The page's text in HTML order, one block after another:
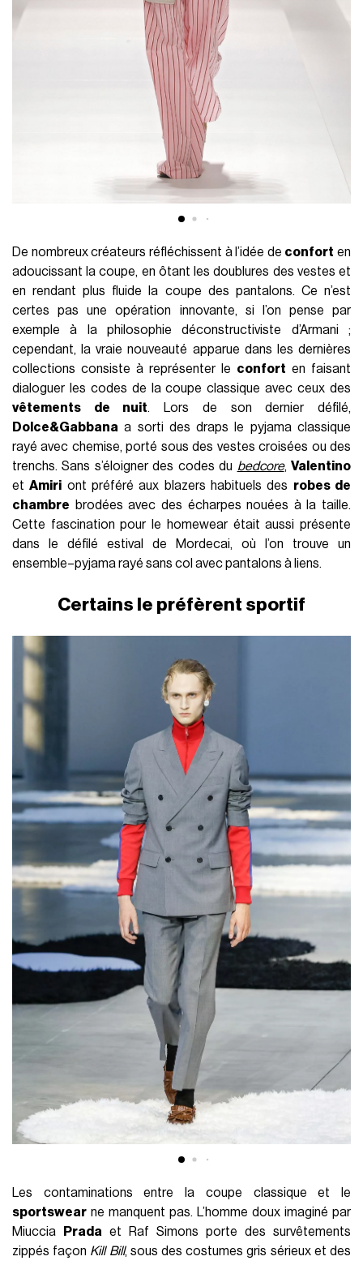
De nombreux créateurs réfléchissent à l’idée de confort en
adoucissant la coupe, en ôtant les doublures des vestes et
en rendant plus fluide la coupe des pantalons. Ce n’est
certes pas une opération innovante, si l’on pense par
exemple à la philosophie déconstructiviste d’Armani ;
cependant, la vraie nouveauté apparue dans les dernières
collections consiste à représenter le confort en faisant
dialoguer les codes de la coupe classique avec ceux des
vêtements de nuit. Lors de son dernier défilé,
Dolce&Gabbana a sorti des draps le pyjama classique
rayé avec chemise, porté sous des vestes croisées ou des
trenchs. Sans s’éloigner des codes du bedcore, Valentino
etAmiri ont préféré aux blazers habituels des robes de
chambre brodées avec des écharpes nouées à la taille.
Cette fascination pour le homewear était aussi présente
dans le défilé estival de Mordecai, où l’on trouve un
ensemble–pyjama rayé sans col avec pantalons à liens.
Certains le préfèrent sportif
Les contaminations entre la coupe classique et le
sportswear ne manquent pas. L’homme doux imaginé par
Miuccia
Prada et Raf Simons porte des survêtements
zippés façon Kill Bill, sous des costumes gris sérieux et des